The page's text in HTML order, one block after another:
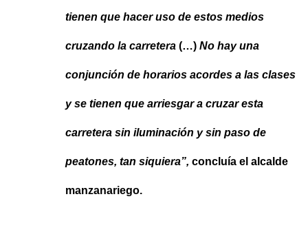
tienen que hacer uso de estos medios
cruzando la carretera (…) No hay una
conjunción de horarios acordes a las clases
y se tienen que arriesgar a cruzar esta
carretera sin iluminación y sin paso de
peatones, tan siquiera”, concluía el alcalde
manzanariego.